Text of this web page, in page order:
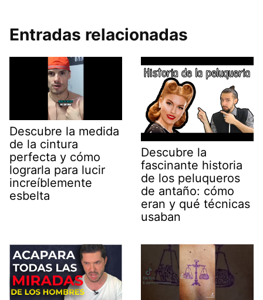
Entradas relacionadas
Descubre la medida
de la cintura
perfecta y cómo
lograrla para lucir
increíblemente
esbelta
Descubre la
fascinante historia
de los peluqueros
de antaño: cómo
eran y qué técnicas
usaban